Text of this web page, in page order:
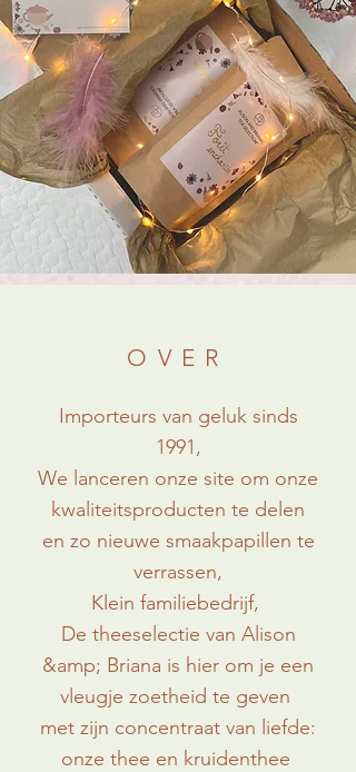
OVER
Importeurs van geluk sinds
1991,
We lanceren onze site om onze
kwaliteitsproducten te delen
en zo nieuwe smaakpapillen te
verrassen,
Klein familiebedrijf,
De theeselectie van Alison
&amp; Briana is hier om je een
vleugje zoetheid te geven
met zijn concentraat van liefde:
onze thee en kruidenthee